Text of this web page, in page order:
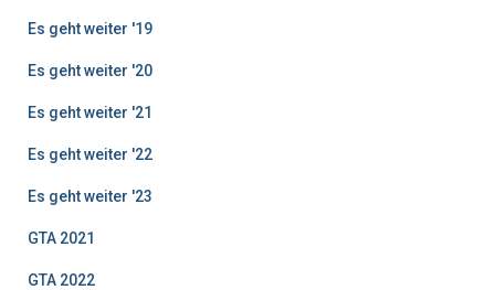
Es geht weiter '19
Es geht weiter '20
Es geht weiter '21
Es geht weiter '22
Es geht weiter '23
GTA 2021
GTA 2022